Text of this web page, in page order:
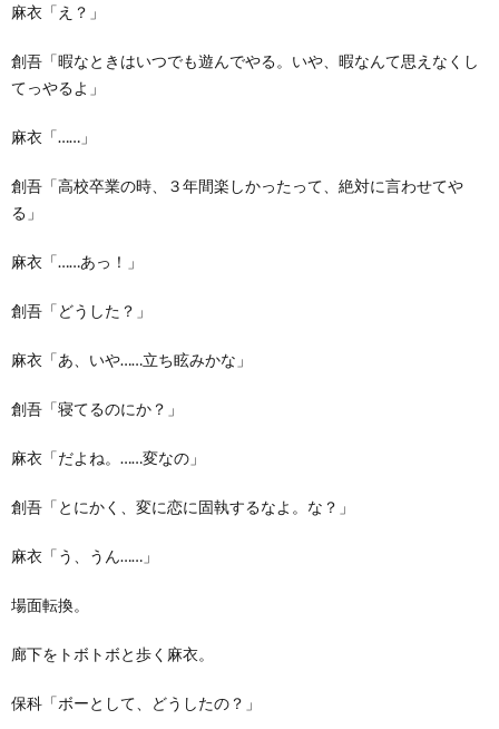
麻衣「え？」
創吾「暇なときはいつでも遊んでやる。いや、暇なんて思えなくし
てっやるよ」
麻衣「……」
創吾「高校卒業の時、３年間楽しかったって、絶対に言わせてや
る」
麻衣「……あっ！」
創吾「どうした？」
麻衣「あ、いや……立ち眩みかな」
創吾「寝てるのにか？」
麻衣「だよね。……変なの」
創吾「とにかく、変に恋に固執するなよ。な？」
麻衣「う、うん……」
場面転換。
廊下をトボトボと歩く麻衣。
保科「ボーとして、どうしたの？」